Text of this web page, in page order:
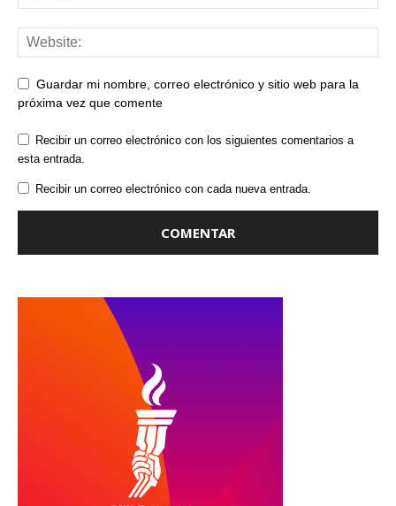
Guardar mi nombre, correo electrónico y sitio web para la
próxima vez que comente
Recibir un correo electrónico con los siguientes comentarios a
esta entrada.
Recibir un correo electrónico con cada nueva entrada.